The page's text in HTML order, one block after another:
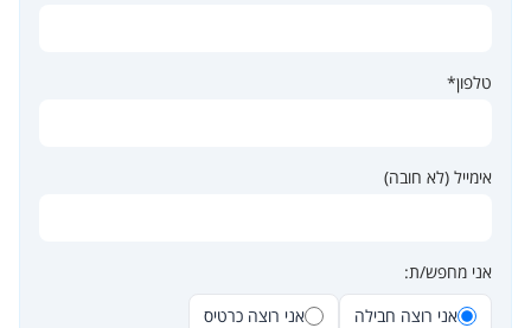
טלפון*
אימייל (לא חובה)
אני מחפש/ת:
אני רוצה חבילה
אני רוצה כרטיס